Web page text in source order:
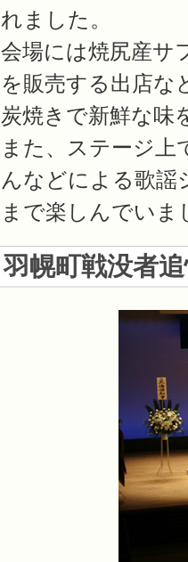
れました。
会場には焼尻産サ
を販売する出店な
炭焼きで新鮮な味
また、ステージ上
んなどによる歌謡
まで楽しんでいま
羽幌町戦没者